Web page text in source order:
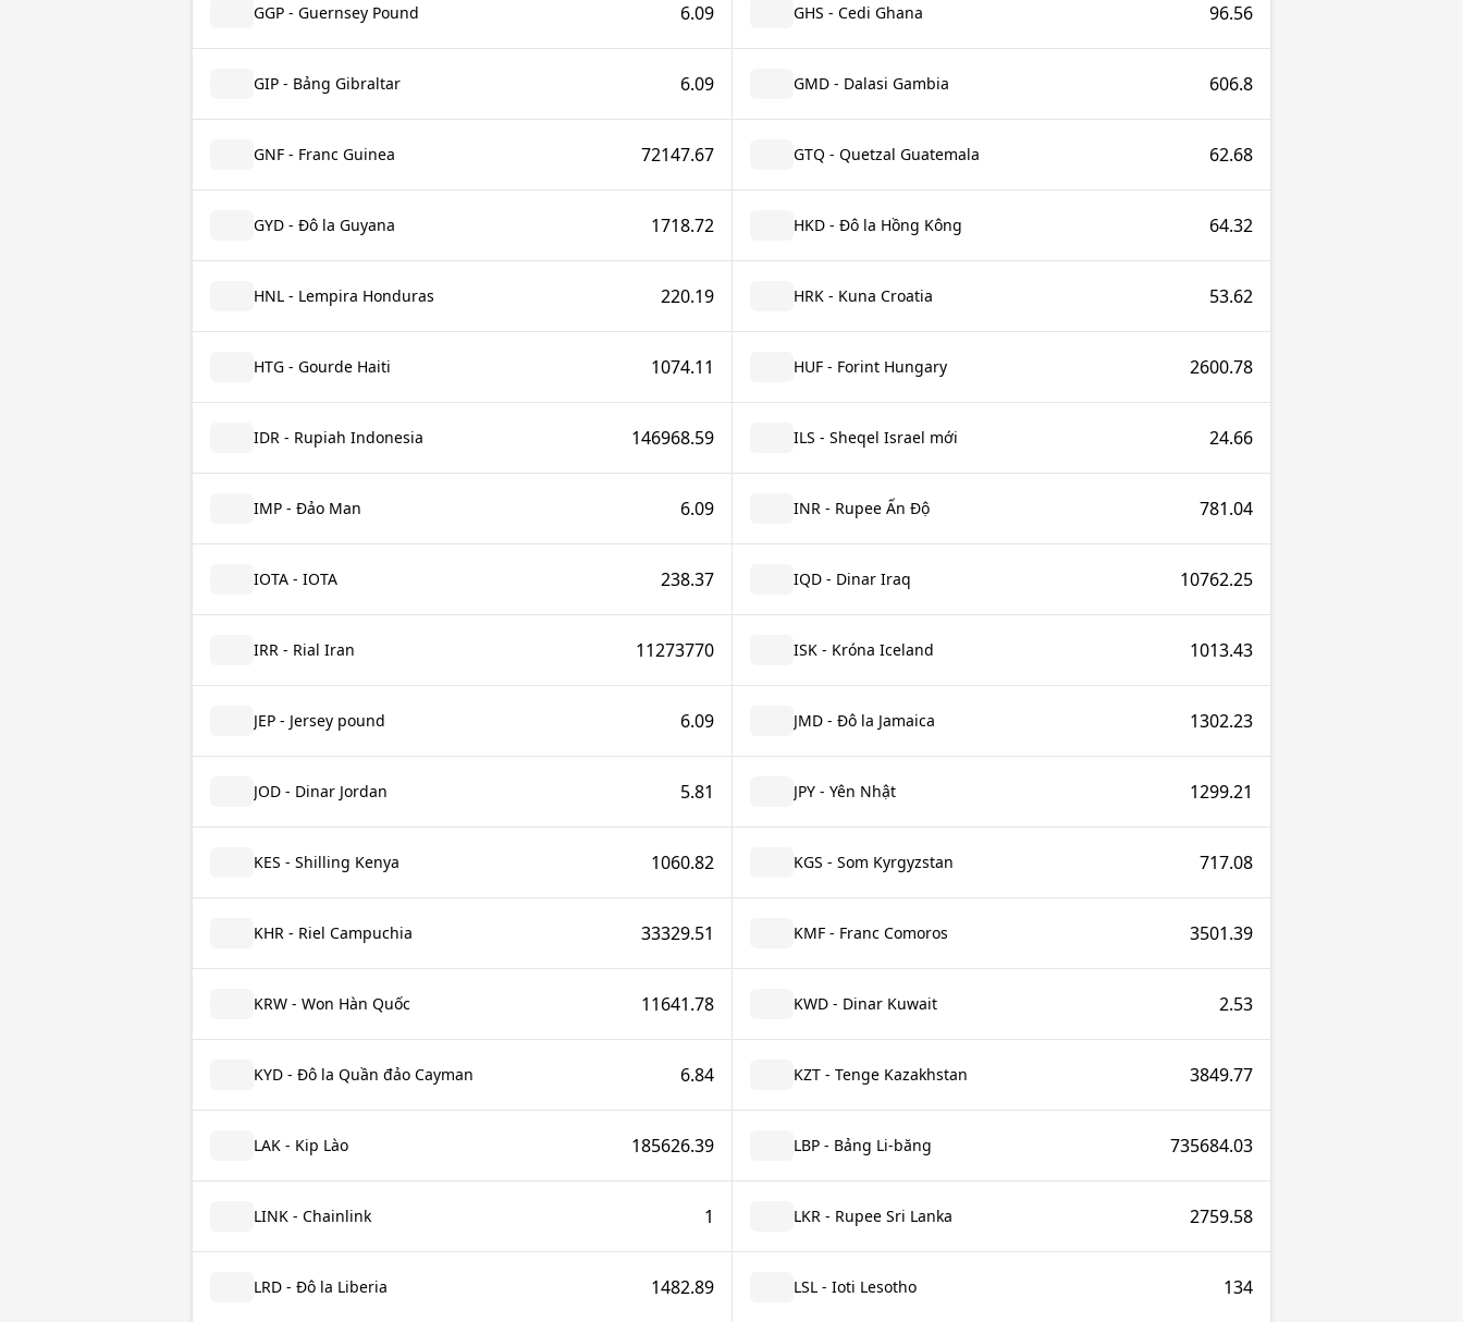
GGP - Guernsey Pound 6.09 GHS - Cedi Ghana 96.56
GIP - Bảng Gibraltar 6.09 GMD - Dalasi Gambia 606.8
GNF - Franc Guinea 72147.67 GTQ - Quetzal Guatemala 62.68
GYD - Đô la Guyana 1718.72 HKD - Đô la Hồng Kông 64.32
HNL - Lempira Honduras 220.19 HRK - Kuna Croatia 53.62
HTG - Gourde Haiti 1074.11 HUF - Forint Hungary 2600.78
IDR - Rupiah Indonesia 146968.59 ILS - Sheqel Israel mới 24.66
IMP - Đảo Man 6.09 INR - Rupee Ấn Độ 781.04
IOTA - IOTA 238.37 IQD - Dinar Iraq 10762.25
IRR - Rial Iran 11273770 ISK - Króna Iceland 1013.43
JEP - Jersey pound 6.09 JMD - Đô la Jamaica 1302.23
JOD - Dinar Jordan 5.81 JPY - Yên Nhật 1299.21
KES - Shilling Kenya 1060.82 KGS - Som Kyrgyzstan 717.08
KHR - Riel Campuchia 33329.51 KMF - Franc Comoros 3501.39
KRW - Won Hàn Quốc 11641.78 KWD - Dinar Kuwait 2.53
KYD - Đô la Quần đảo Cayman 6.84 KZT - Tenge Kazakhstan 3849.77
LAK - Kip Lào 185626.39 LBP - Bảng Li-băng 735684.03
LINK - Chainlink 1 LKR - Rupee Sri Lanka 2759.58
LRD - Đô la Liberia 1482.89 LSL - Ioti Lesotho 134